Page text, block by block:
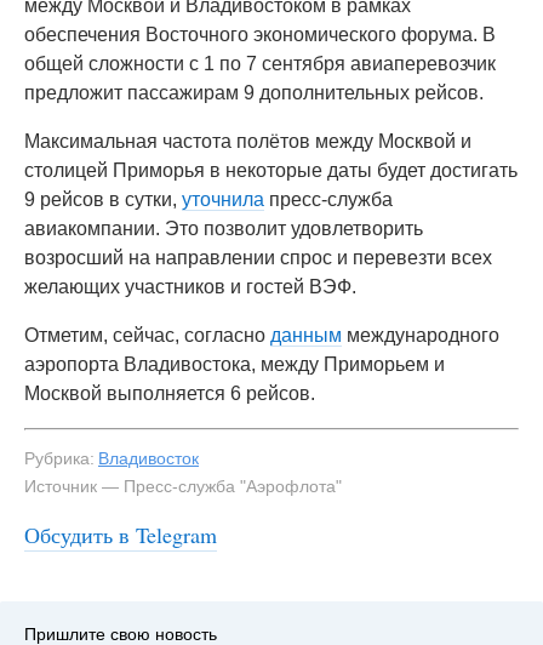
между Москвой и Владивостоком в рамках
обеспечения Восточного экономического форума. В
общей сложности с 1 по 7 сентября авиаперевозчик
предложит пассажирам 9 дополнительных рейсов.
Максимальная частота полётов между Москвой и
столицей Приморья в некоторые даты будет достигать
9 рейсов в сутки, уточнила пресс-служба
авиакомпании. Это позволит удовлетворить
возросший на направлении спрос и перевезти всех
желающих участников и гостей ВЭФ.
Отметим, сейчас, согласно данным международного
аэропорта Владивостока, между Приморьем и
Москвой выполняется 6 рейсов.
Рубрика: Владивосток
Источник — Пресс-служба "Аэрофлота"
Обсудить в Telegram
Пришлите свою новость